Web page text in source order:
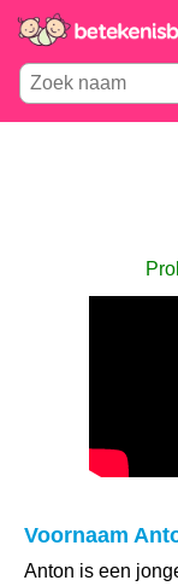
Voornaam
Anton is een